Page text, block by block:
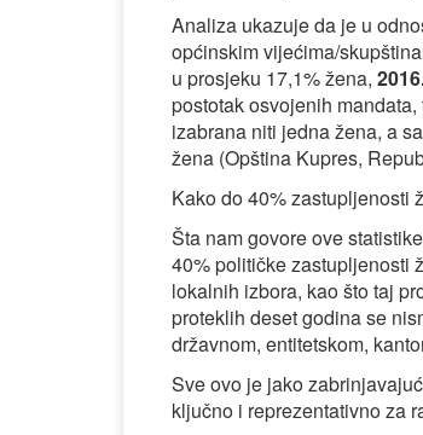
Analiza ukazuje da je u
općinskim vijećima/
u prosjeku 17,1% žena,
postotak osvojenih
izabrana niti jedna žena, a
žena (Opština Kupres,
Kako do 40% zastupljenosti
Šta nam govore ove
40% političke zastupljenosti
lokalnih izbora, kao što taj
proteklih deset godina se
državnom, entitetskom,
Sve ovo je jako
ključno i reprezentativno za